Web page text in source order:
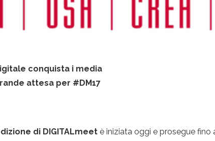
conquista i media
attesa per #DM17
di DIGITALmeet è iniziata oggi e prosegue